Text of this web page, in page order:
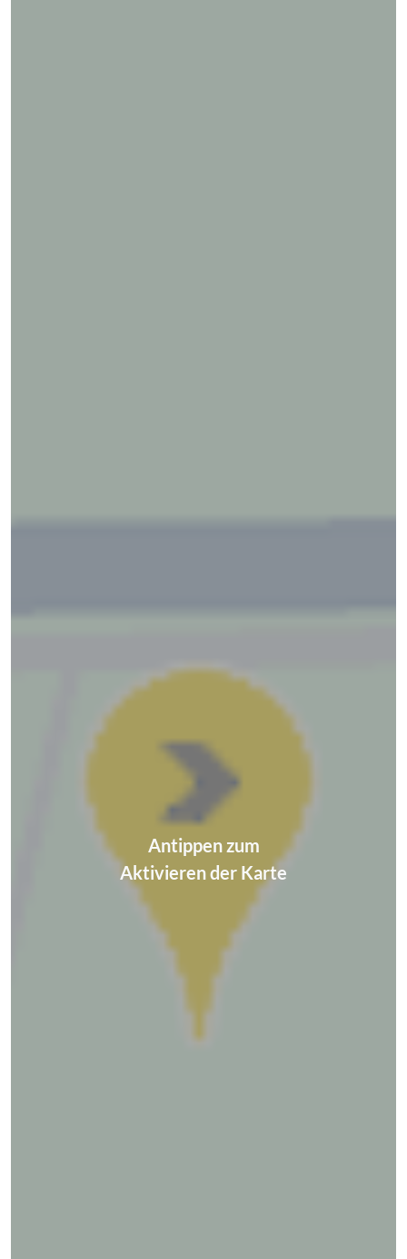
Antippen zum
Aktivieren der Karte